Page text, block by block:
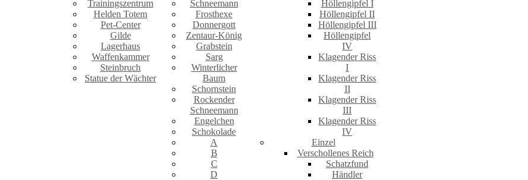
Trainingszentrum
Helden Totem
Pet-Center
Gilde
Lagerhaus
Waffenkammer
Steinbruch
Statue der Wächter
Schneemann
Frosthexe
Donnergott
Zentaur-König
Grabstein
Sarg
Winterlicher
Baum
Schornstein
Rockender
Schneemann
Engelchen
Schokolade
A
B
C
D
Höllengipfel I
Höllengipfel II
Höllengipfel III
Höllengipfel
IV
Klagender Riss
I
Klagender Riss
II
Klagender Riss
III
Klagender Riss
IV
Einzel
Verschollenes Reich
Schatzfund
Händler